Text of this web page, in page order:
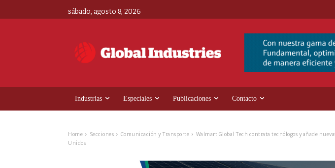
sábado, agosto 8, 2026
Industrias Especiales Publicaciones Contacto
Home Secciones Comunicación y Transporte
Walmart Global Tech contrata tecnólogos y añade
Unidos